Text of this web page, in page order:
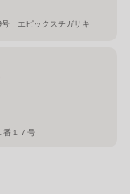
号 エピックスチガサキ
番１７号